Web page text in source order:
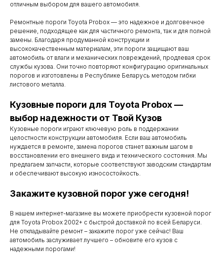
отличным выбором для вашего автомобиля.
Ремонтные пороги Toyota Probox — это надежное и долговечное
решение, подходящее как для частичного ремонта, так и для полной
замены. Благодаря продуманной конструкции и
высококачественным материалам, эти пороги защищают ваш
автомобиль от влаги и механических повреждений, продлевая срок
службы кузова. Они точно повторяют конфигурацию оригинальных
порогов и изготовлены в Республике Беларусь методом гибки
листового металла.
Кузовные пороги для Toyota Probox —
выбор надежности от Твой Кузов
Кузовные пороги играют ключевую роль в поддержании
целостности конструкции автомобиля. Если ваш автомобиль
нуждается в ремонте, замена порогов станет важным шагом в
восстановлении его внешнего вида и технического состояния. Мы
предлагаем запчасти, которые соответствуют заводским стандартам
и обеспечивают высокую износостойкость.
Закажите кузовной порог уже сегодня!
В нашем интернет-магазине вы можете приобрести кузовной порог
для Toyota Probox 2002+ с быстрой доставкой по всей Беларуси.
Не откладывайте ремонт – закажите порог уже сейчас! Ваш
автомобиль заслуживает лучшего – обновите его кузов с
надежными порогами!
Контакты
Телефоны для связи
+37529 231 88 27
+37529 201 36 27
Мы работаем
с понедельника
по субботу с 9.00
до 20.00